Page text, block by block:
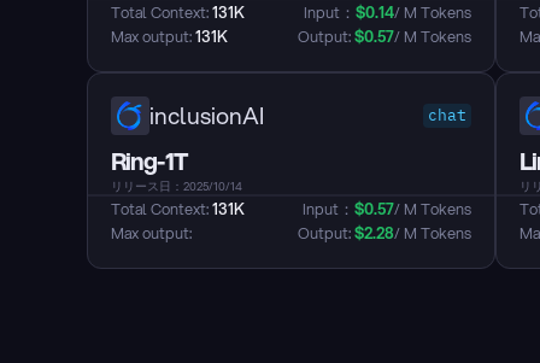
Total Context: 131K
Max output: 131K
Input： $0.14/ M Tokens
Output: $0.57/ M Tokens
inclusionAI chat
Ring-1T
リリース日：2025/10/14
Total Context: 131K
Max output:
Input： $0.57/ M Tokens
Output: $2.28/ M Tokens
リ